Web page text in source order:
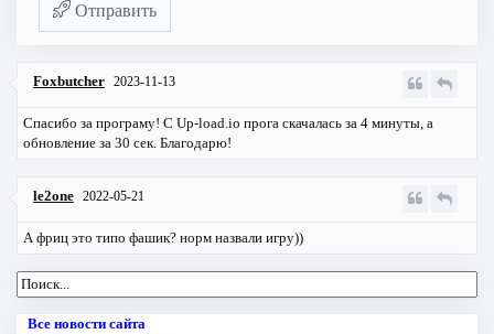
Отправить
Foxbutcher 2023-11-13
Спасибо за програму! С Up-load.io прога скачалась за 4 минуты, а
обновление за 30 сек. Благодарю!
le2one 2022-05-21
А фриц это типо фашик? норм назвали игру))
Все новости сайта